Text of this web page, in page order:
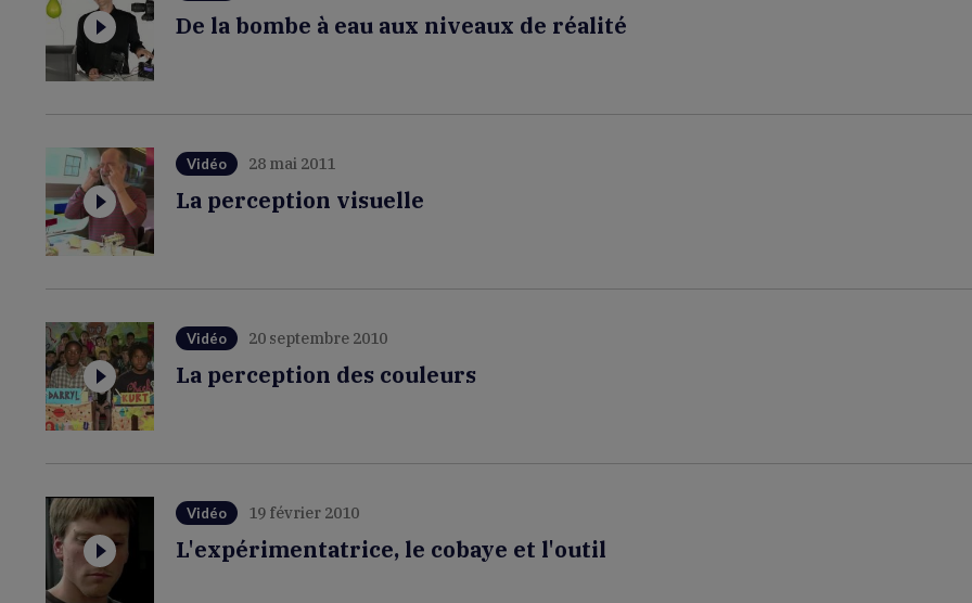
De la bombe à eau aux niveaux de réalité
Vidéo 28 mai 2011
La perception visuelle
Vidéo 20 septembre 2010
La perception des couleurs
Vidéo 19 février 2010
L'expérimentatrice, le cobaye et l'outil